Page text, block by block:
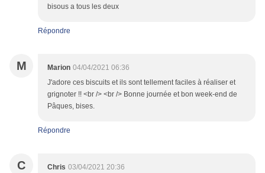
bisous a tous les deux
Répondre
M Marion 04/04/2021 06:36
J'adore ces biscuits et ils sont tellement faciles à réaliser et
grignoter !! <br /> <br /> Bonne journée et bon week-end de
Pâques, bises.
Répondre
C Chris 03/04/2021 20:36